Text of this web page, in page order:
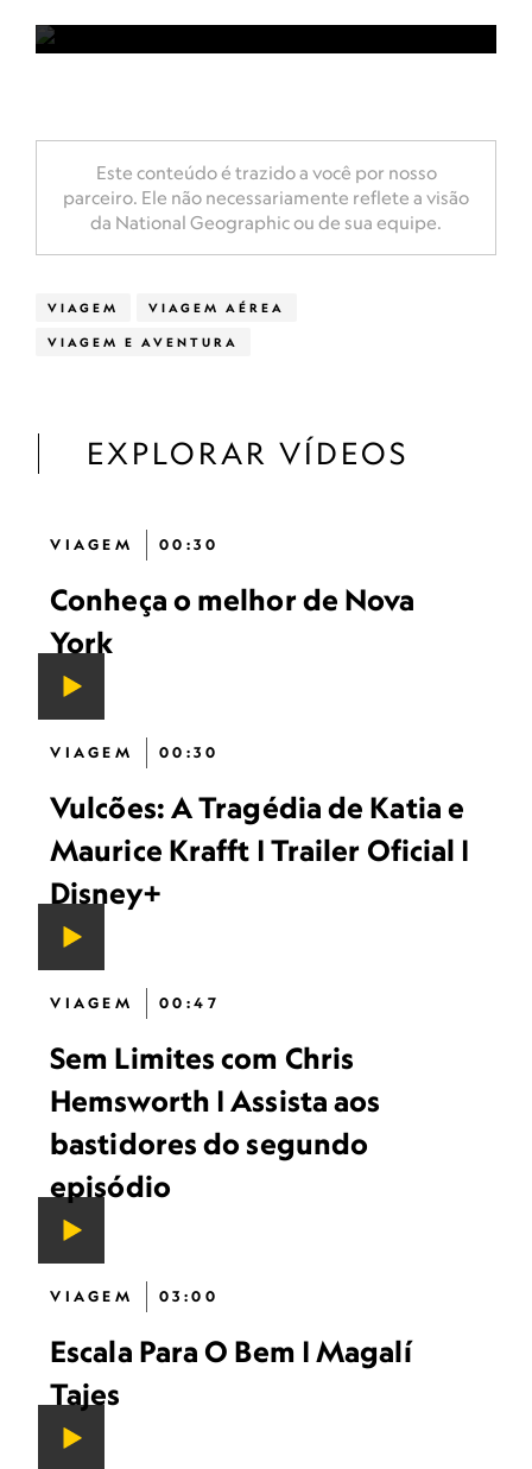
Este conteúdo é trazido a você por nosso
parceiro. Ele não necessariamente reflete a visão
da National Geographic ou de sua equipe.
VIAGEM VIAGEM AÉREA
VIAGEM E AVENTURA
EXPLORAR VÍDEOS
VIAGEM 00:30
Conheça o melhor de Nova
York
VIAGEM 00:30
Vulcões: A Tragédia de Katia e
Maurice Krafft | Trailer Oficial |
Disney+
VIAGEM 00:47
Sem Limites com Chris
Hemsworth | Assista aos
bastidores do segundo
episódio
VIAGEM 03:00
Escala Para O Bem | Magalí
Tajes